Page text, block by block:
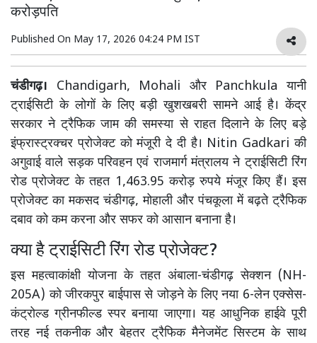
करोड़पति
Published On May 17, 2026 04:24 PM IST
चंडीगढ़। Chandigarh, Mohali और Panchkula यानी
ट्राईसिटी के लोगों के लिए बड़ी खुशखबरी सामने आई है। केंद्र
सरकार ने ट्रैफिक जाम की समस्या से राहत दिलाने के लिए बड़े
इंफ्रास्ट्रक्चर प्रोजेक्ट को मंजूरी दे दी है। Nitin Gadkari की
अगुवाई वाले सड़क परिवहन एवं राजमार्ग मंत्रालय ने ट्राईसिटी रिंग
रोड प्रोजेक्ट के तहत 1,463.95 करोड़ रुपये मंजूर किए हैं। इस
प्रोजेक्ट का मकसद चंडीगढ़, मोहाली और पंचकूला में बढ़ते ट्रैफिक
दबाव को कम करना और सफर को आसान बनाना है।
क्या है ट्राईसिटी रिंग रोड प्रोजेक्ट?
इस महत्वाकांक्षी योजना के तहत अंबाला-चंडीगढ़ सेक्शन (NH-
205A) को जीरकपुर बाईपास से जोड़ने के लिए नया 6-लेन एक्सेस-
कंट्रोल्ड ग्रीनफील्ड स्पर बनाया जाएगा। यह आधुनिक हाईवे पूरी
तरह नई तकनीक और बेहतर ट्रैफिक मैनेजमेंट सिस्टम के साथ